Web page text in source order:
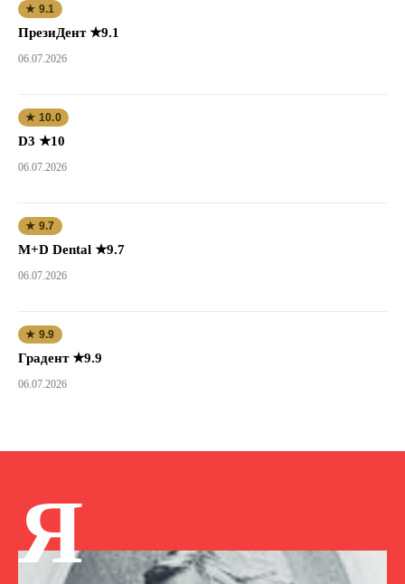
★ 9.1
ПрезиДент ★9.1
06.07.2026
★ 10.0
D3 ★10
06.07.2026
★ 9.7
M+D Dental ★9.7
06.07.2026
★ 9.9
Градент ★9.9
06.07.2026
Я